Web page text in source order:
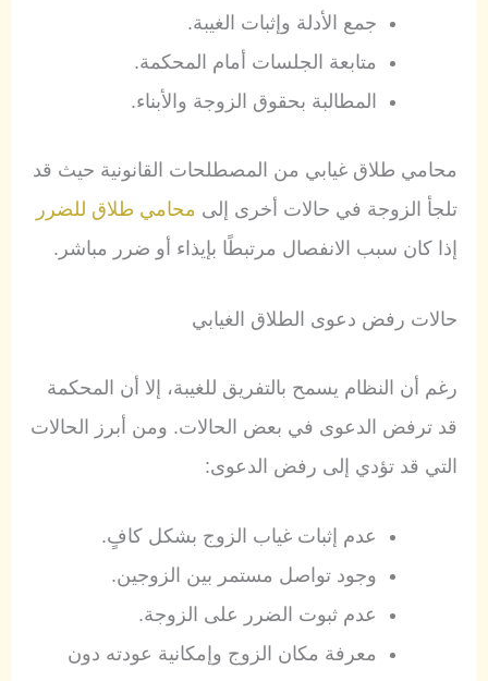
جمع الأدلة وإثبات الغيبة.
متابعة الجلسات أمام المحكمة.
المطالبة بحقوق الزوجة والأبناء.
محامي طلاق غيابي من المصطلحات القانونية حيث قد
تلجأ الزوجة في حالات أخرى إلى محامي طلاق للضرر
إذا كان سبب الانفصال مرتبطًا بإيذاء أو ضرر مباشر.
حالات رفض دعوى الطلاق الغيابي
رغم أن النظام يسمح بالتفريق للغيبة، إلا أن المحكمة
قد ترفض الدعوى في بعض الحالات. ومن أبرز الحالات
التي قد تؤدي إلى رفض الدعوى:
عدم إثبات غياب الزوج بشكل كافٍ.
وجود تواصل مستمر بين الزوجين.
عدم ثبوت الضرر على الزوجة.
معرفة مكان الزوج وإمكانية عودته دون